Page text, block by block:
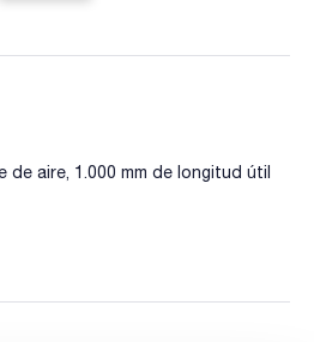
de aire, 1.000 mm de longitud útil